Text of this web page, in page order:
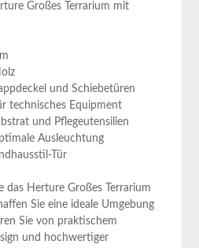
Großes Terrarium mit
und Schiebetüren
‌technisches Equipment
und Pflegeutensilien
Ausleuchtung
Tür
das Herture Großes Terrarium
Sie eine ideale Umgebung
Sie von praktischem
und hochwertiger